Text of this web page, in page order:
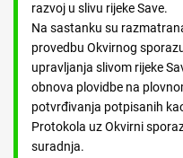
razvoj u slivu rijeke Save.
Na sastanku su
provedbu Okvirnog
upravljanja slivom rijeke
obnova plovidbe na
potvrđivanja potpisanih
Protokola uz Okvirni
suradnja.